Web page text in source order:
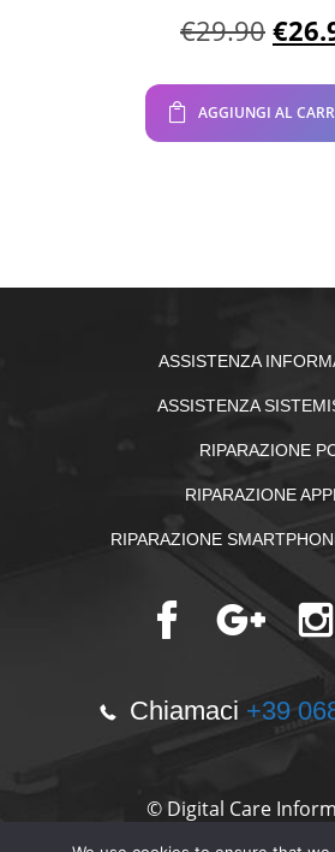
€29.90 Il
era:
€
AGGIUNGI AL
ASSISTENZA
ASSISTENZA
RIPARAZIONE
RIPARAZIONE
RIPARAZIONE
Chiamaci +39
© Digital Care